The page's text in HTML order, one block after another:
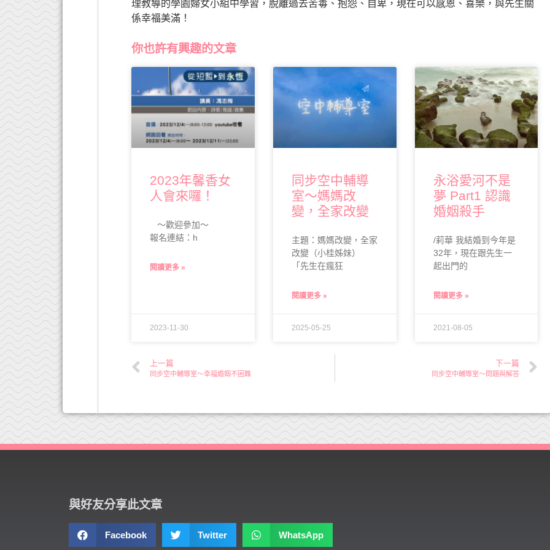
理教導的學園婦女小組中學習，脫離過去苦毒、抱怨、自卑，現在可以感恩、喜樂，與先生關
係幸福美滿！
你也許有興趣的文章
2023年馨香女
人會來囉！
～歡迎參加～
報名連結：h
閱讀更多 »
2023-11-30
同步空中輔導
室～媽媽改
變，全家改變
主題：媽媽改變，全家
改變（小桂姊妹）
「先生在瘋狂
閱讀更多 »
2025-05-25
永浴愛河不是
夢 Part1 認識
婚姻殺手
/莉華 我結婚到今年是
32年，現在跟先生一
起出門的
閱讀更多 »
2021-08-05
上一篇
同步空中輔導室～幸福婚姻不困難
下一篇
同步空中輔導室～問題與解答
與好友分享此文章
Facebook Twitter WhatsApp